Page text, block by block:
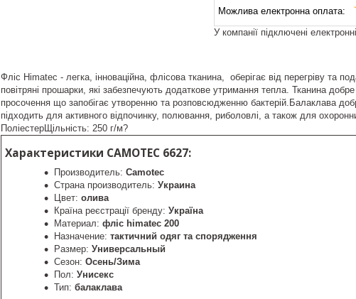
У компанії підключені
Фліс Himatec - легка, інноваційна, флісова тканина, оберігає від перегріву
повітряні прошарки, які забезпечують додаткове утримання тепла. Тканина
просочення що запобігає утворенню та розповсюдженню бактерій.Балаклава
підходить для активного відпочинку, полювання, риболовлі, а також для
ПоліестерЩільність: 250 г/м?
Характеристики CAMOTEC 6627:
Производитель: Camotec
Страна производитель: Украина
Цвет: олива
Країна реєстрації бренду: Україна
Материал: фліс himatec 200
Назначение: тактичний одяг та спорядження
Размер: Универсальный
Сезон: Осень/Зима
Пол: Унисекс
Тип: балаклава